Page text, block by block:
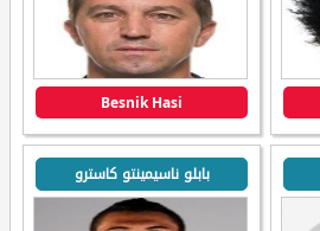
Besnik Hasi
بابلو ناسيمينتو كاسترو